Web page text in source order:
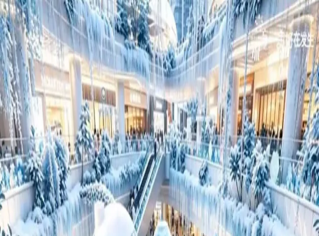
下載 App
登入/註冊
官方媒體 (7)
用戶分享 (16)
打卡記錄 (0)
返回頂部